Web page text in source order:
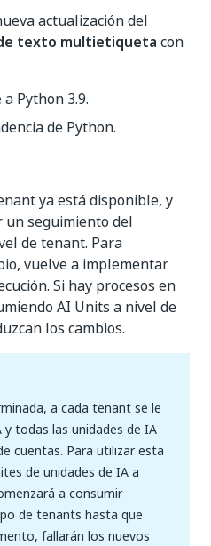
actualización del
texto multietiqueta con
Python 3.9.
de Python.
ya está disponible, y
un seguimiento del
de tenant. Para
vuelve a implementar
Si hay procesos en
AI Units a nivel de
los cambios.
a cada tenant se le
todas las unidades de IA
cuentas. Para utilizar esta
de unidades de IA a
a consumir
de tenants hasta que
fallarán los nuevos